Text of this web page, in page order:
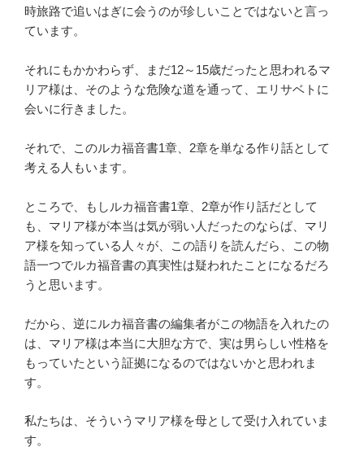
時旅路で追いはぎに会うのが珍しいことではないと言っ
ています。
それにもかかわらず、まだ12～15歳だったと思われるマ
リア様は、そのような危険な道を通って、エリサベトに
会いに行きました。
それで、このルカ福音書1章、2章を単なる作り話として
考える人もいます。
ところで、もしルカ福音書1章、2章が作り話だとして
も、マリア様が本当は気が弱い人だったのならば、マリ
ア様を知っている人々が、この語りを読んだら、この物
語一つでルカ福音書の真実性は疑われたことになるだろ
うと思います。
だから、逆にルカ福音書の編集者がこの物語を入れたの
は、マリア様は本当に大胆な方で、実は男らしい性格を
もっていたという証拠になるのではないかと思われま
す。
私たちは、そういうマリア様を母として受け入れていま
す。